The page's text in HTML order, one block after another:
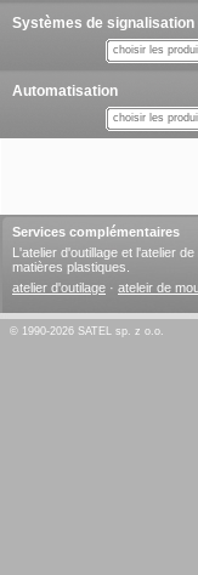
Systèmes de signalisation
choisir les
Automatisation
choisir les
Services complémentaires
L'atelier d'outillage et l'atelier
matières plastiques.
atelier d'outilage · ateleir de
© 1990-2026 SATEL sp. z o.o.